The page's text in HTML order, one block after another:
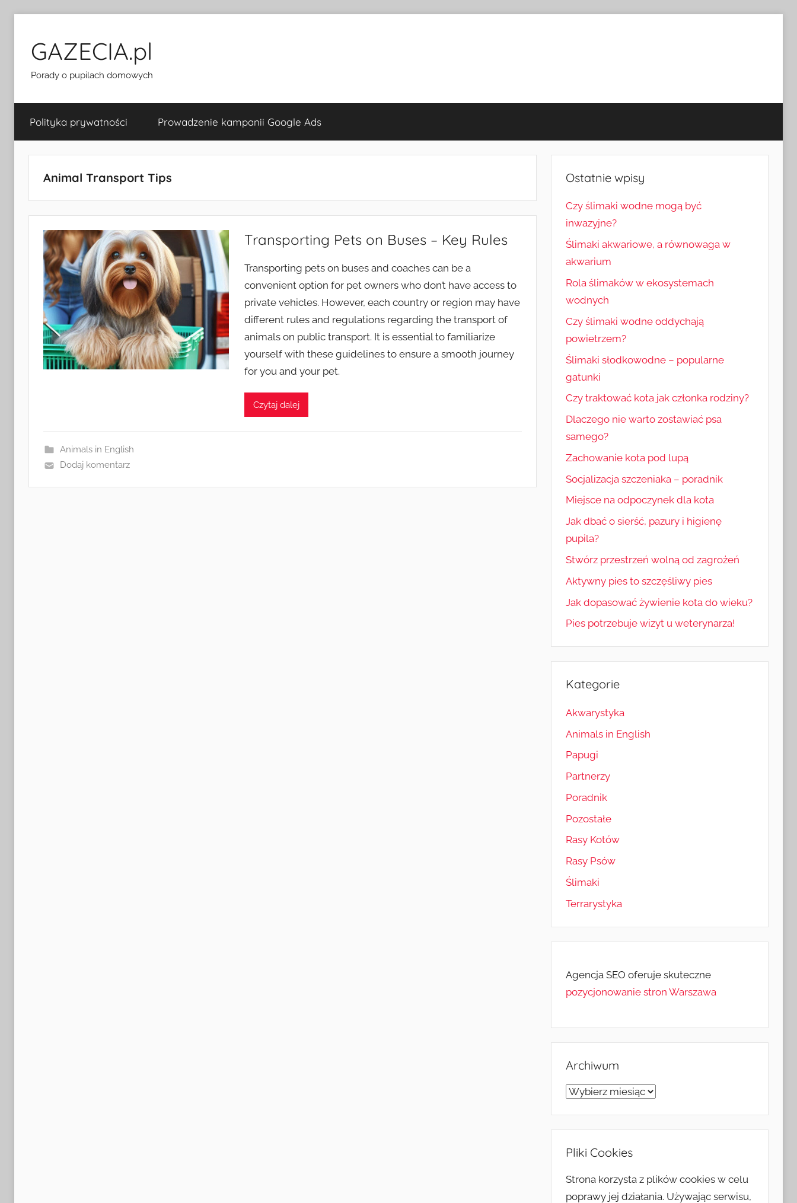
treściGAZECIA.pl
Porady o pupilach domowych
Polityka prywatności Prowadzenie kampanii Google Ads
Animal Transport Tips
Transporting Pets on Buses – Key Rules
Transporting pets on buses and coaches can be a
convenient option for pet owners who don’t have access to
private vehicles. However, each country or region may have
different rules and regulations regarding the transport of
animals on public transport. It is essential to familiarize
yourself with these guidelines to ensure a smooth journey
for you and your pet.
Czytaj dalej
Animals in English
Dodaj komentarz
Ostatnie wpisy
Czy ślimaki wodne mogą być
inwazyjne?
Ślimaki akwariowe, a równowaga w
akwarium
Rola ślimaków w ekosystemach
wodnych
Czy ślimaki wodne oddychają
powietrzem?
Ślimaki słodkowodne – popularne
gatunki
Czy traktować kota jak członka rodziny?
Dlaczego nie warto zostawiać psa
samego?
Zachowanie kota pod lupą
Socjalizacja szczeniaka – poradnik
Miejsce na odpoczynek dla kota
Jak dbać o sierść, pazury i higienę
pupila?
Stwórz przestrzeń wolną od zagrożeń
Aktywny pies to szczęśliwy pies
Jak dopasować żywienie kota do wieku?
Pies potrzebuje wizyt u weterynarza!
Kategorie
Akwarystyka
Animals in English
Papugi
Partnerzy
Poradnik
Pozostałe
Rasy Kotów
Rasy Psów
Ślimaki
Terrarystyka
Agencja SEO oferuje skuteczne
pozycjonowanie stron Warszawa
Archiwum
Archiwum
Pliki Cookies
Strona korzysta z plików cookies w celu
poprawy jej działania. Używając serwisu,